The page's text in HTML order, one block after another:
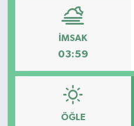
İMSAK
03:59
ÖĞLE